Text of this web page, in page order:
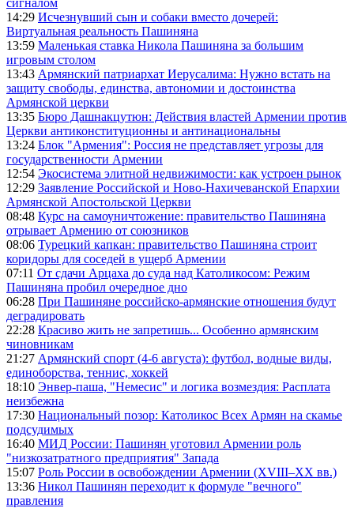
14:29 Исчезнувший сын и собаки вместо дочерей:
Виртуальная реальность Пашиняна
13:59 Маленькая ставка Никола Пашиняна за большим
игровым столом
13:43 Армянский патриархат Иерусалима: Нужно встать на
защиту свободы, единства, автономии и достоинства
Армянской церкви
13:35 Бюро Дашнакцутюн: Действия властей Армении против
Церкви антиконституционны и антинациональны
13:24 Блок "Армения": Россия не представляет угрозы для
государственности Армении
12:54 Экосистема элитной недвижимости: как устроен рынок
12:29 Заявление Российской и Ново-Нахичеванской Епархии
Армянской Апостольской Церкви
08:48 Курс на самоуничтожение: правительство Пашиняна
отрывает Армению от союзников
08:06 Турецкий капкан: правительство Пашиняна строит
коридоры для соседей в ущерб Армении
07:11 От сдачи Арцаха до суда над Католикосом: Режим
Пашиняна пробил очередное дно
06:28 При Пашиняне российско-армянские отношения будут
деградировать
22:28 Красиво жить не запретишь... Особенно армянским
чиновникам
21:27 Армянский спорт (4-6 августа): футбол, водные виды,
единоборства, теннис, хоккей
18:10 Энвер-паша, "Немесис" и логика возмездия: Расплата
неизбежна
17:30 Национальный позор: Католикос Всех Армян на скамье
подсудимых
16:40 МИД России: Пашинян уготовил Армении роль
"низкозатратного предприятия" Запада
15:07 Роль России в освобождении Армении (XVIII–XX вв.)
13:36 Никол Пашинян переходит к формуле "вечного"
правления